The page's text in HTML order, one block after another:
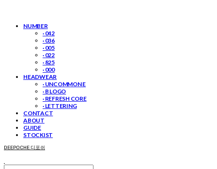
NUMBER
· 042
· 036
· 005
· 022
· 825
· 000
HEADWEAR
· UNCOMMON E
· B LOGO
· REFRESH CORE
· LETTERING
CONTACT
ABOUT
GUIDE
STOCKIST
DEEPOCHE 디포쉬